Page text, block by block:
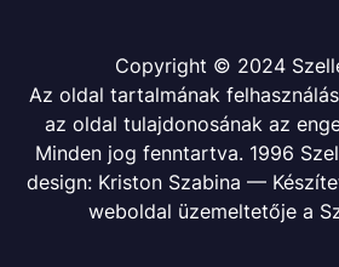
Copyright © 2024
Az oldal tartalmának
az oldal tulajdonosának az
Minden jog fenntartva. 1996
design: Kriston Szabina —
weboldal üzemeltetője a